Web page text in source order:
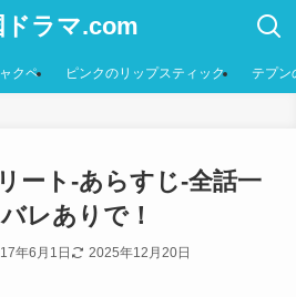
ドラマ.com
クペ ピンクのリップスティック テプン
ート-あらすじ-全話一
レありで！
年6月1日 2025年12月20日